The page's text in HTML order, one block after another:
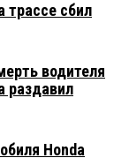
трассе сбил
водителя
раздавил
Honda